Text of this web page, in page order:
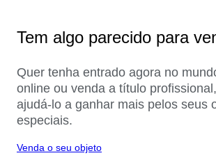
Tem algo parecido para
Quer tenha entrado agora no
online ou venda a título
ajudá-lo a ganhar mais pelos seus
especiais.
Venda o seu objeto